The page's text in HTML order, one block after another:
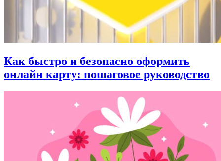
Как быстро и безопасно оформить
онлайн карту: пошаговое руководство